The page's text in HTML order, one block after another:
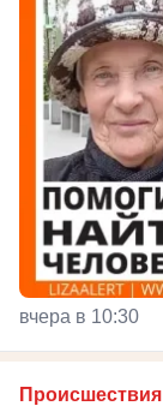
вчера в 10:30
Происшествия